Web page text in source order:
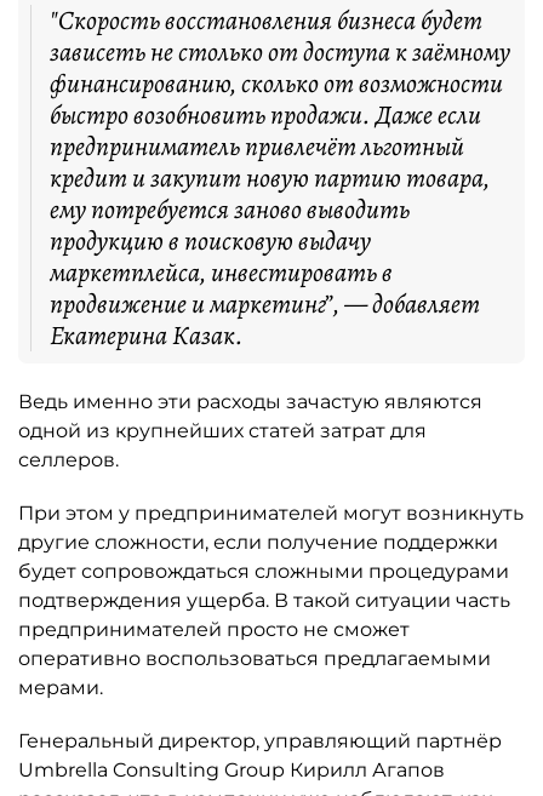
"Скорость восстановления бизнеса будет
зависеть не столько от доступа к заёмному
финансированию, сколько от возможности
быстро возобновить продажи. Даже если
предприниматель привлечёт льготный
кредит и закупит новую партию товара,
ему потребуется заново выводить
продукцию в поисковую выдачу
маркетплейса, инвестировать в
продвижение и маркетинг”, — добавляет
Екатерина Казак.
Ведь именно эти расходы зачастую являются
одной из крупнейших статей затрат для
селлеров.
При этом у предпринимателей могут возникнуть
другие сложности, если получение поддержки
будет сопровождаться сложными процедурами
подтверждения ущерба. В такой ситуации часть
предпринимателей просто не сможет
оперативно воспользоваться предлагаемыми
мерами.
Генеральный директор, управляющий партнёр
Umbrella Consulting Group Кирилл Агапов